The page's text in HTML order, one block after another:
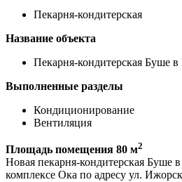
Пекарня-кондитерская
Название объекта
Пекарня-кондитерская Буше
Выполненные разделы
Кондиционирование
Вентиляция
Площадь помещения 80 м2
Новая пекарня-кондитерская Буше
комплексе Ока по адресу ул.